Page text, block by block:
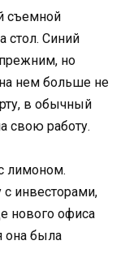
съемной
стол. Синий
но
нем больше не
в обычный
свою работу.
лимоном.
с инвесторами,
нового офиса
она была